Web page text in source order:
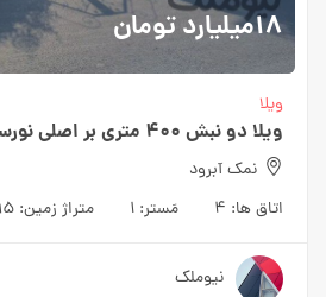
18میلیارد تومان
ویلا
ویلا دو نبش 400 متری بر اصلی نورسر نمک آبرود
نمک آبرود
اتاق ها: 4 مَستر: 1 متراژ زمین:
نیوملک